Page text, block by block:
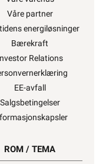
Våre partner
energiløsninger
Bærekraft
Relations
EE-avfall
Salgsbetingelser
ROM / TEMA